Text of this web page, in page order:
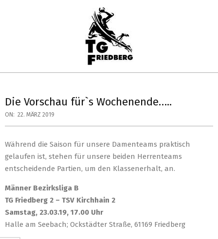
TG
HANDBALL
Menu
Die Vorschau für`s Wochenende…..
ON: 22. MÄRZ 2019
Während die Saison für unsere Damenteams praktisch
gelaufen ist, stehen für unsere beiden Herrenteams
entscheidende Partien, um den Klassenerhalt, an.
Männer Bezirksliga B
TG Friedberg 2 – TSV Kirchhain 2
Samstag, 23.03.19, 17.00 Uhr
Halle am Seebach; Ockstädter Straße, 61169 Friedberg